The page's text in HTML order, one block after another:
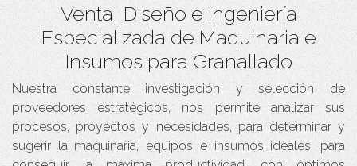
Venta, Diseño e Ingeniería
Especializada de Maquinaria e
Insumos para Granallado
Nuestra constante investigación y selección de
proveedores estratégicos, nos permite analizar sus
procesos, proyectos y necesidades, para determinar y
sugerir la maquinaria, equipos e insumos ideales, para